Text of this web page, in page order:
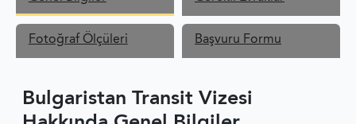
Fotoğraf Ölçüleri Başvuru Formu
Bulgaristan Transit Vizesi